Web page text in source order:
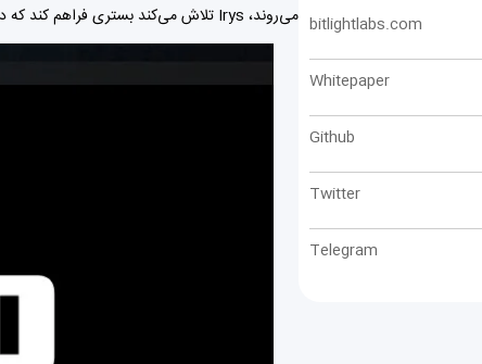
bitlightlabs.com
Whitepaper
Github
Twitter
Telegram
می‌روند، Irys تلاش می‌کند بستری فراهم کند که داده — هر نوع داده‌ای — بتواند با منطق درونی بلاک‌چین ترکیب شود و اپلیکیشن‌هایی نو بسازد.